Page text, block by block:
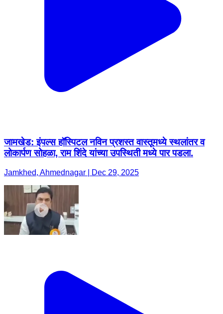
जामखेड: इंपल्स हॉस्पिटल नविन प्रशस्त वास्तूमध्ये स्थलांतर व
लोकार्पण सोहळा, राम शिंदे यांच्या उपस्थिती मध्ये पार पडला.
Jamkhed, Ahmednagar | Dec 29, 2025